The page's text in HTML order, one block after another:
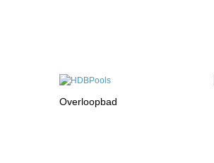
Overloopbad